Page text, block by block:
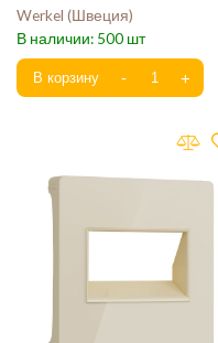
Werkel Швеция
500